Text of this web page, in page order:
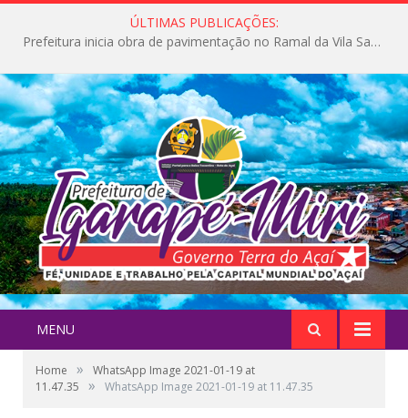
ÚLTIMAS PUBLICAÇÕES:
Prefeitura inicia obra de pavimentação no Ramal da Vila Santa Maria do Icatu
MENU
Home »
WhatsApp Image 2021-01-19 at
11.47.35
» WhatsApp Image 2021-01-19 at 11.47.35